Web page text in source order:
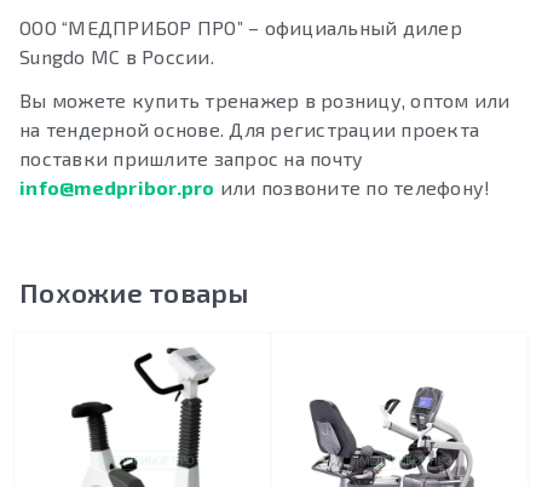
ООО “МЕДПРИБОР ПРО” – официальный дилер
Sungdo MC в России.
Вы можете купить тренажер в розницу, оптом или
на тендерной основе. Для регистрации проекта
поставки пришлите запрос на почту
info@medpribor.pro или позвоните по телефону!
Похожие товары